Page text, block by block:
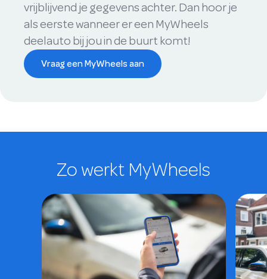
vrijblijvend je gegevens achter. Dan hoor je
als eerste wanneer er een MyWheels
deelauto bij jou in de buurt komt!
Vraag een MyWheels aan
Zo werkt MyWheels